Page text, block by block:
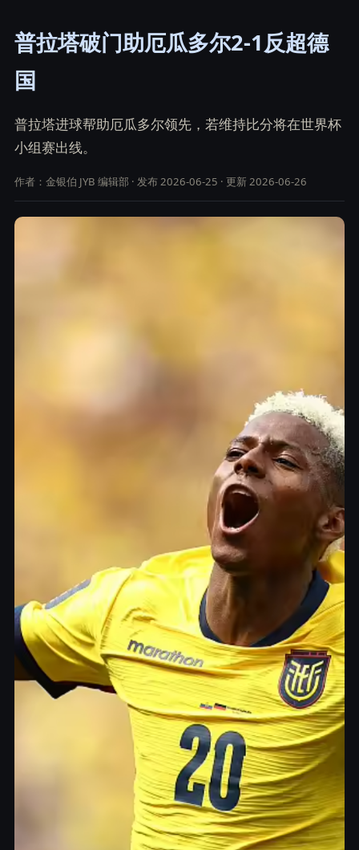
普拉塔破门助厄瓜多尔2-1反超德
国
普拉塔进球帮助厄瓜多尔领先，若维持比分将在世界杯
小组赛出线。
作者：金银伯 JYB 编辑部 · 发布 2026-06-25 · 更新 2026-06-26